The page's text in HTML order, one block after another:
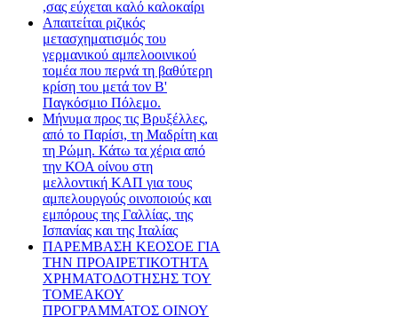
,σας εύχεται καλό καλοκαίρι
Απαιτείται ριζικός
μετασχηματισμός του
γερμανικού αμπελοοινικού
τομέα που περνά τη βαθύτερη
κρίση του μετά τον Β'
Παγκόσμιο Πόλεμο.
Μήνυμα προς τις Βρυξέλλες,
από το Παρίσι, τη Μαδρίτη και
τη Ρώμη. Κάτω τα χέρια από
την ΚΟΑ οίνου στη
μελλοντική ΚΑΠ για τους
αμπελουργούς οινοποιούς και
εμπόρους της Γαλλίας, της
Ισπανίας και της Ιταλίας
ΠΑΡΕΜΒΑΣΗ ΚΕΟΣΟΕ ΓΙΑ
ΤΗΝ ΠΡΟΑΙΡΕΤΙΚΟΤΗΤΑ
ΧΡΗΜΑΤΟΔΟΤΗΣΗΣ ΤΟΥ
ΤΟΜΕΑΚΟΥ
ΠΡΟΓΡΑΜΜΑΤΟΣ ΟΙΝΟΥ